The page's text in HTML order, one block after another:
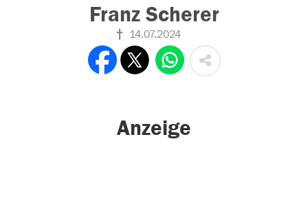
Franz Scherer
14.07.2024
Anzeige